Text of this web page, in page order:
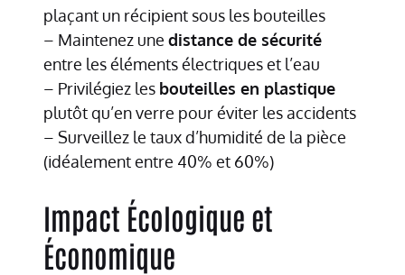
plaçant un récipient sous les bouteilles
– Maintenez une distance de sécurité
entre les éléments électriques et l’eau
– Privilégiez les bouteilles en plastique
plutôt qu’en verre pour éviter les accidents
– Surveillez le taux d’humidité de la pièce
(idéalement entre 40% et 60%)
Impact Écologique et
Économique